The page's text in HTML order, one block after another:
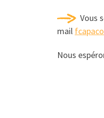
Vous
mail
Nous